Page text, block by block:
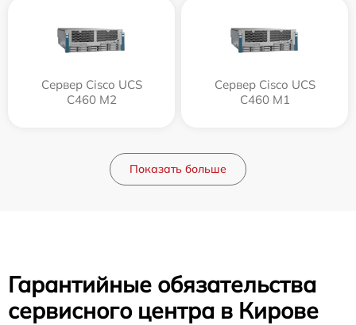
Сервер Cisco UCS
C460 M2
Сервер Cisco UCS
C460 M1
Показать больше
Гарантийные обязательства
сервисного центра в Кирове